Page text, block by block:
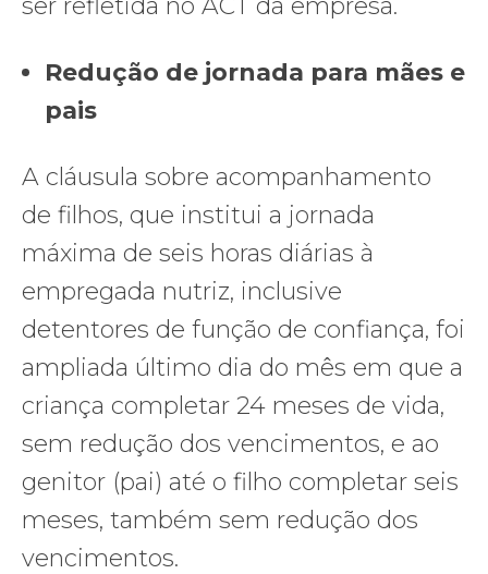
Redução de jornada para mães e
pais
A cláusula sobre acompanhamento
de filhos, que institui a jornada
máxima de seis horas diárias à
empregada nutriz, inclusive
detentores de função de confiança, foi
ampliada último dia do mês em que a
criança completar 24 meses de vida,
sem redução dos vencimentos, e ao
genitor (pai) até o filho completar seis
meses, também sem redução dos
vencimentos.